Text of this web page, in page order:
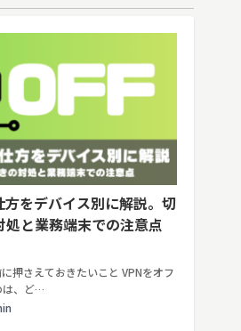
方をデバイス別に解説。切
処と業務端末での注意点
押さえておきたいこと VPNをオフ
は、ど…